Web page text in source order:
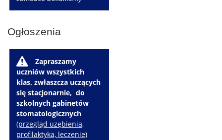
Ogłoszenia
W
Zapraszamy
uczniów wszystkich
klas, zwłaszcza uczących
się stacjonarnie, do
szkolnych gabinetów
stomatologicznych
(przegląd uzębienia,
profilaktyka, leczenie)